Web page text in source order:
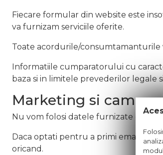
Fiecare formular din website este
va furnizam serviciile oferite.
Toate acordurile/consumtamanturile
Informatiile cumparatorului cu
baza si in limitele prevederilor legale
Marketing si
Nu vom folosi datele furnizate de
Daca optati pentru a primi email-uri
oricand.